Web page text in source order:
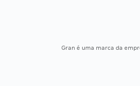
Gran é uma marca da